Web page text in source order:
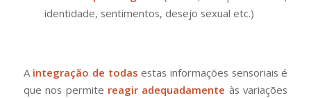
identidade, sentimentos, desejo sexual etc.)
A integração de todas estas informações sensoriais é
que nos permite reagir adequadamente às variações